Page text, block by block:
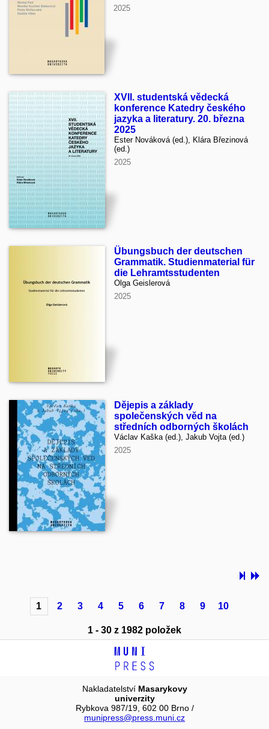
2025
XVII. studentská vědecká
konference Katedry českého
jazyka a literatury. 20. března
2025
Ester Nováková (ed.), Klára Březinová
(ed.)
2025
Übungsbuch der deutschen
Grammatik. Studienmaterial für
die Lehramtsstudenten
Olga Geislerová
2025
Dějepis a základy
společenských věd na
středních odborných školách
Václav Kaška (ed.), Jakub Vojta (ed.)
2025
1 2 3 4 5 6 7 8 9 10
1 - 30 z 1982 položek
Nakladatelství Masarykovy
univerzity
Rybkova 987/19, 602 00 Brno /
munipress@press.muni.cz